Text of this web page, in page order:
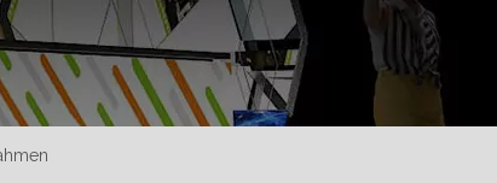
Nederlands
Português
Español